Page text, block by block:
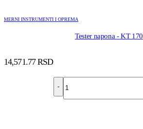
MERNI INSTRUMENTI I OPREMA
Tester napona - KT 170
14,571.77RSD
-